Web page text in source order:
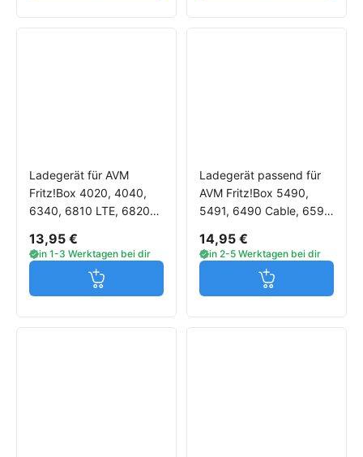
Ladegerät für AVM
Fritz!Box 4020, 4040,
6340, 6810 LTE, 6820
LTE, 6850 LTE
13,95 €
in 1-3 Werktagen bei dir
Jetzt in den Warenkorb
Ladegerät passend für
AVM Fritz!Box 5490,
5491, 6490 Cable, 6590
LTE
14,95 €
in 2-5 Werktagen bei dir
Jetzt in den